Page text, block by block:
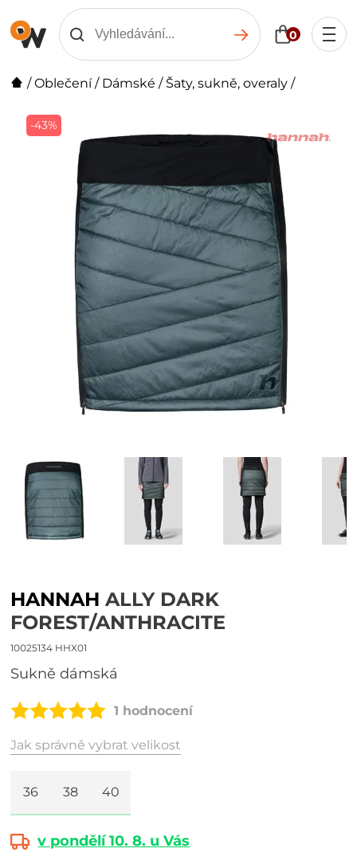
0
/Oblečení/ Dámské / Šaty, sukně, overaly /
-43%
HANNAH ALLY DARK
FOREST/ANTHRACITE
10025134 HHX01
sukně dámská
1 hodnocení
Jak správně vybrat velikost
36 38 40
v pondělí 10. 8. u Vás